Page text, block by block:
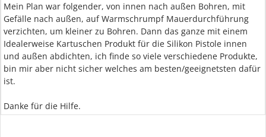
Mein Plan war folgender, von innen nach außen Bohren, mit
Gefälle nach außen, auf Warmschrumpf Mauerdurchführung
verzichten, um kleiner zu Bohren. Dann das ganze mit einem
Idealerweise Kartuschen Produkt für die Silikon Pistole innen
und außen abdichten, ich finde so viele verschiedene Produkte,
bin mir aber nicht sicher welches am besten/geeignetsten dafür
ist.
Danke für die Hilfe.